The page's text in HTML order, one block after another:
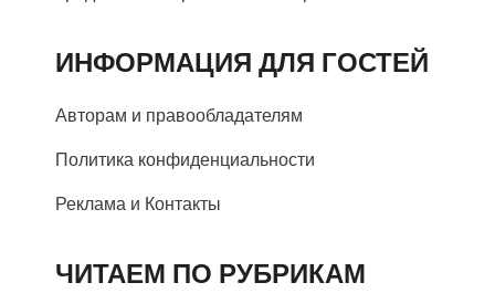
ИНФОРМАЦИЯ ДЛЯ ГОСТЕЙ
Авторам и правообладателям
Политика конфиденциальности
Реклама и Контакты
ЧИТАЕМ ПО РУБРИКАМ